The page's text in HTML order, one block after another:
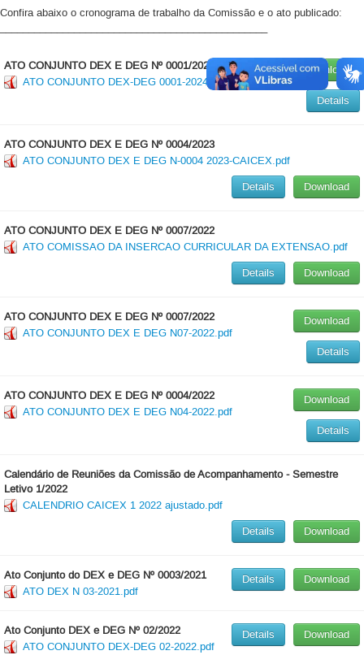
Confira abaixo o cronograma de trabalho da Comissão e o ato publicado:
ATO CONJUNTO DEX E DEG Nº 0001/2024
ATO CONJUNTO DEX-DEG 0001-2024.pdf
Download
Details
ATO CONJUNTO DEX E DEG Nº 0004/2023
ATO CONJUNTO DEX E DEG N-0004 2023-CAICEX.pdf
Download
Details
ATO CONJUNTO DEX E DEG Nº 0007/2022
ATO COMISSAO DA INSERCAO CURRICULAR DA EXTENSAO.pdf
Download
Details
ATO CONJUNTO DEX E DEG Nº 0007/2022
ATO CONJUNTO DEX E DEG N07-2022.pdf
Download
Details
ATO CONJUNTO DEX E DEG Nº 0004/2022
ATO CONJUNTO DEX E DEG N04-2022.pdf
Download
Details
Calendário de Reuniões da Comissão de Acompanhamento - Semestre
Letivo 1/2022
CALENDRIO CAICEX 1 2022 ajustado.pdf
Download
Details
Ato Conjunto do DEX e DEG Nº 0003/2021
ATO DEX N 03-2021.pdf
Download
Details
Ato Conjunto DEX e DEG Nº 02/2022
ATO CONJUNTO DEX-DEG 02-2022.pdf
Download
Details